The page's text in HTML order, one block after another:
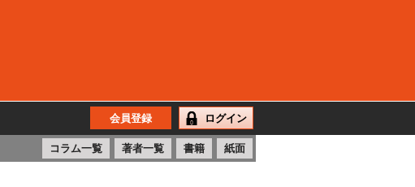
会員登録 ログイン
コラム一覧 著者一覧 書籍 紙面